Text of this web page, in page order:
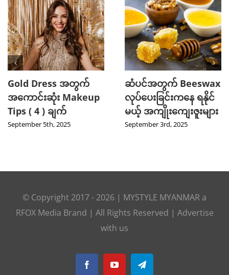
Gold Dress အတွက်
အကောင်းဆုံး Makeup
Tips ( 4 ) ချက်
September 5th, 2025
ဆံပင်အတွက် Beeswax
လုပ်ပေးခြင်းကနေ ရနိုင်
မယ့် အကျိုးကျေးဇူးများ
September 3rd, 2025
© Copyright 2017 - 2026 | MYSTYLE MYANMAR a
RFOX Media Brand | All Rights Reserved | Advertise
with us
FacebookYouTubeTelegram